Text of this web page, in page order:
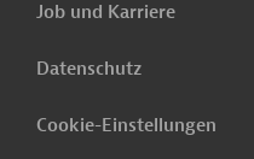
Job und Karriere
Datenschutz
Cookie-Einstellungen